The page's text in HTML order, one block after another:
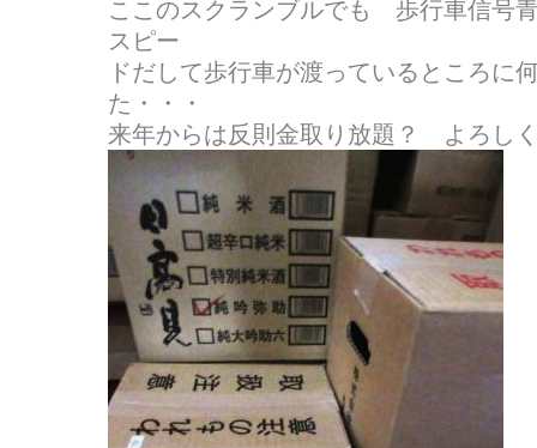
ここのスクランブルでも 歩行車信号
スピー
ドだして歩行車が渡っているところに
た・・・
来年からは反則金取り放題？ よろし